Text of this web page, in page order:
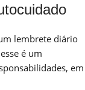
lembrete diário
é um
em